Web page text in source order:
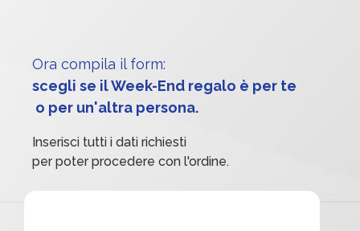
Ora compila il form:
scegli se il Week-End regalo è per te
o per un'altra persona.
Inserisci tutti i dati richiesti
per poter procedere con l'ordine.